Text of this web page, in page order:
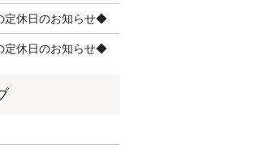
定休日のお知らせ◆
定休日のお知らせ◆